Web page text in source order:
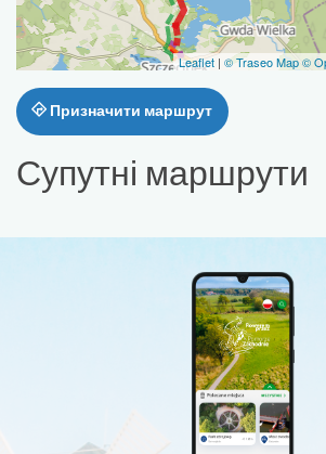
Leaflet | © Traseo Map©
Призначити маршрут
Супутні маршрути